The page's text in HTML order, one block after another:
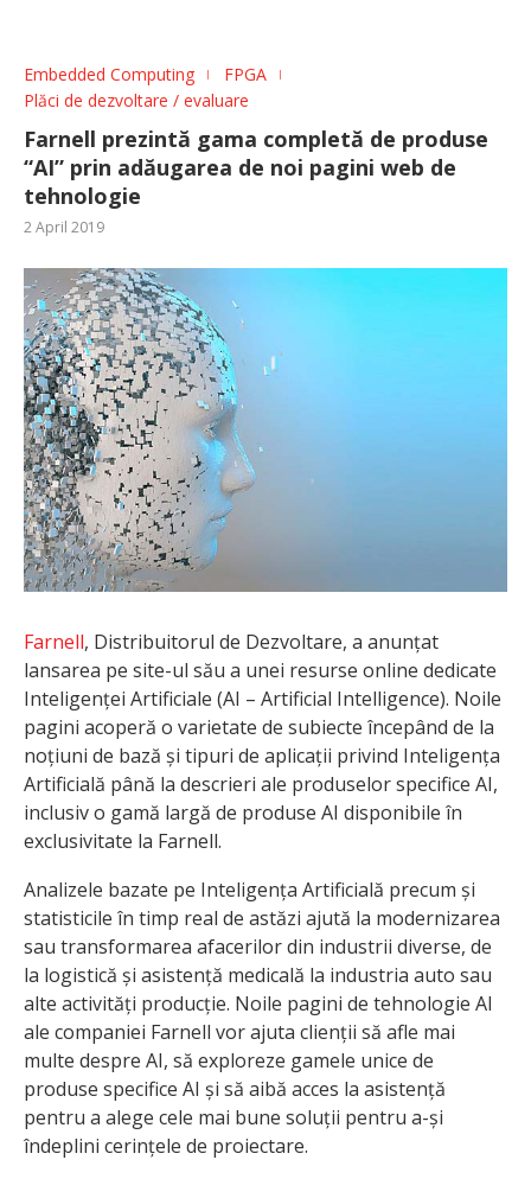
Embedded Computing
FPGA
Plăci de dezvoltare / evaluare
Farnell prezintă gama completă de produse
“AI” prin adăugarea de noi pagini web de
tehnologie
2 April 2019
Farnell, Distribuitorul de Dezvoltare, a anunțat
lansarea pe site-ul său a unei resurse online dedicate
Inteligenței Artificiale (AI – Artificial Intelligence). Noile
pagini acoperă o varietate de subiecte începând de la
noțiuni de bază și tipuri de aplicații privind Inteligența
Artificială până la descrieri ale produselor specifice AI,
inclusiv o gamă largă de produse AI disponibile în
exclusivitate la Farnell.
Analizele bazate pe Inteligența Artificială precum și
statisticile în timp real de astăzi ajută la modernizarea
sau transformarea afacerilor din industrii diverse, de
la logistică și asistență medicală la industria auto sau
alte activități producție. Noile pagini de tehnologie AI
ale companiei Farnell vor ajuta clienții să afle mai
multe despre AI, să exploreze gamele unice de
produse specifice AI și să aibă acces la asistență
pentru a alege cele mai bune soluții pentru a-și
îndeplini cerințele de proiectare.